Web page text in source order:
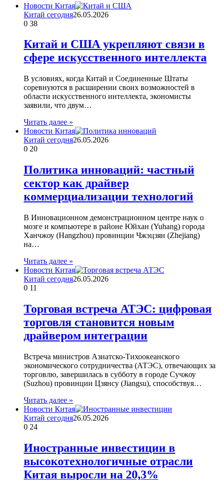
Новости Китая
Китай сегодня26.05.2026
0 38
Китай и США укрепляют связи в
сфере искусственного интеллекта
В условиях, когда Китай и Соединенные Штаты
соревнуются в расширении своих возможностей в
области искусственного интеллекта, экономисты
заявили, что двум…
Читать далее »
Новости Китая
Китай сегодня26.05.2026
0 20
Политика инноваций: частный
сектор как драйвер
коммерциализации технологий
В Инновационном демонстрационном центре наук о
мозге и компьютере в районе Юйхан (Yuhang) города
Ханчжоу (Hangzhou) провинции Чжэцзян (Zhejiang)
на…
Читать далее »
Новости Китая
Китай сегодня26.05.2026
0 11
Торговая встреча АТЭС: цифровая
торговля становится новым
драйвером интеграции
Встреча министров Азиатско-Тихоокеанского
экономического сотрудничества (АТЭС), отвечающих за
торговлю, завершилась в субботу в городе Сучжоу
(Suzhou) провинции Цзянсу (Jiangsu), способствуя…
Читать далее »
Новости Китая
Китай сегодня26.05.2026
0 24
Иностранные инвестиции в
высокотехнологичные отрасли
Китая выросли на 20,3%